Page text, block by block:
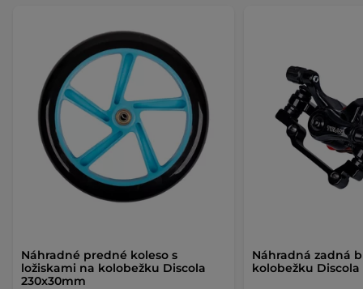
Náhradné predné koleso s
ložiskami na kolobežku Discola
230x30mm
Náhradná zadná
kolobežku Discola